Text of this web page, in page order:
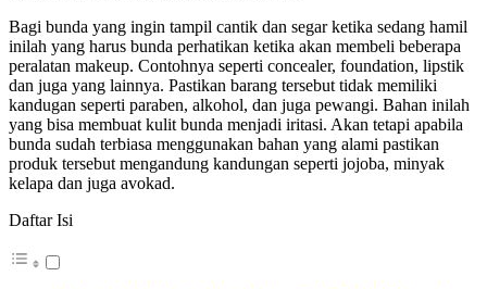
Bagi bunda yang ingin tampil cantik dan segar ketika sedang hamil
inilah yang harus bunda perhatikan ketika akan membeli beberapa
peralatan makeup. Contohnya seperti concealer, foundation, lipstik
dan juga yang lainnya. Pastikan barang tersebut tidak memiliki
kandugan seperti paraben, alkohol, dan juga pewangi. Bahan inilah
yang bisa membuat kulit bunda menjadi iritasi. Akan tetapi apabila
bunda sudah terbiasa menggunakan bahan yang alami pastikan
produk tersebut mengandung kandungan seperti jojoba, minyak
kelapa dan juga avokad.
Daftar Isi